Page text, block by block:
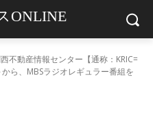
ONLINE
不動産情報センター【通称：KRIC=
ら、MBSラジオレギュラー番組を